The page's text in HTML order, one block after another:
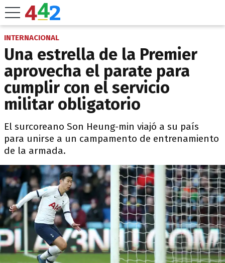
INTERNACIONAL
Una estrella de la Premier
aprovecha el parate para
cumplir con el servicio
militar obligatorio
El surcoreano Son Heung-min viajó a su país
para unirse a un campamento de entrenamiento
de la armada.